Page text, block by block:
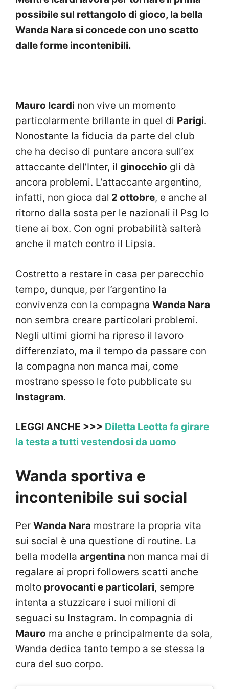
possibile sul rettangolo di gioco, la bella
Wanda Nara si concede con uno scatto
dalle forme incontenibili.
Mauro Icardi non vive un momento
particolarmente brillante in quel di Parigi.
Nonostante la fiducia da parte del club
che ha deciso di puntare ancora sull’ex
attaccante dell’Inter, il ginocchio gli dà
ancora problemi. L’attaccante argentino,
infatti, non gioca dal 2 ottobre, e anche al
ritorno dalla sosta per le nazionali il Psg lo
tiene ai box. Con ogni probabilità salterà
anche il match contro il Lipsia.
Costretto a restare in casa per parecchio
tempo, dunque, per l’argentino la
convivenza con la compagna Wanda Nara
non sembra creare particolari problemi.
Negli ultimi giorni ha ripreso il lavoro
differenziato, ma il tempo da passare con
la compagna non manca mai, come
mostrano spesso le foto pubblicate su
Instagram.
LEGGI ANCHE >>> Diletta Leotta fa girare
la testa a tutti vestendosi da uomo
Wanda sportiva e
incontenibile sui social
Per Wanda Nara mostrare la propria vita
sui social è una questione di routine. La
bella modella argentina non manca mai di
regalare ai propri followers scatti anche
molto provocanti e particolari, sempre
intenta a stuzzicare i suoi milioni di
seguaci su Instagram. In compagnia di
Mauro ma anche e principalmente da sola,
Wanda dedica tanto tempo a se stessa la
cura del suo corpo.